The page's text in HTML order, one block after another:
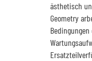
ästhetisch
Geometry